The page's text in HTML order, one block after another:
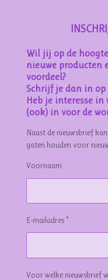
Wil jij op de
nieuwe producten
voordeel?
Schrijf je dan in op
Heb je interesse in
(ook) in voor de
Naast de nieuwsbrief
gaten houden voor
Voornaam
E-mailadres *
Voor welke nieuwsbrief